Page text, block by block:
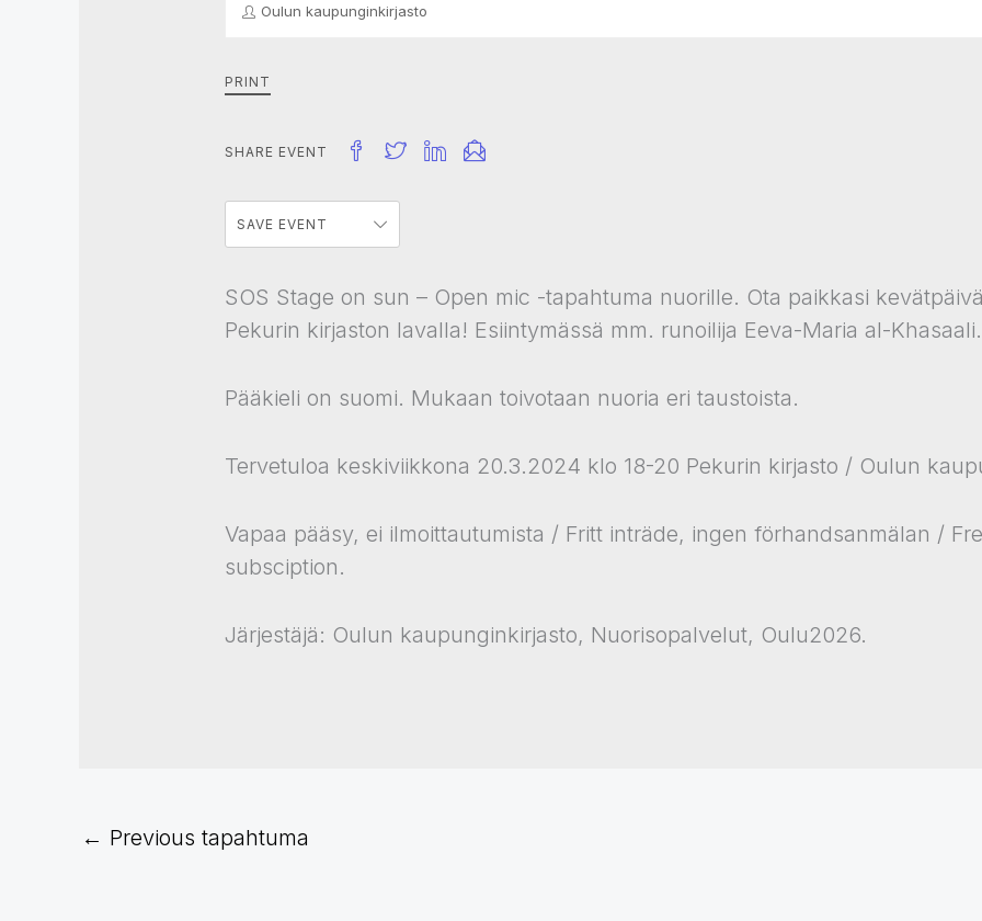
Oulun kaupunginkirjasto
PRINT
SHARE EVENT
SAVE EVENT
SOS Stage on sun – Open mic -tapahtuma nuorille. Ota paikkasi
Pekurin kirjaston lavalla! Esiintymässä mm. runoilija Eeva-Maria al-Khasaali.
Pääkieli on suomi. Mukaan toivotaan nuoria eri taustoista.
Tervetuloa keskiviikkona 20.3.2024 klo 18-20 Pekurin kirjasto / Oulun
Vapaa pääsy, ei ilmoittautumista / Fritt inträde, ingen förhandsanmälan /
subsciption.
Järjestäjä: Oulun kaupunginkirjasto, Nuorisopalvelut, Oulu2026.
← Previous tapahtuma